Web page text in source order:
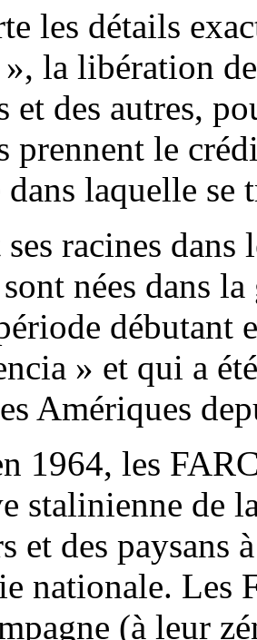
les détails
», la libération
et des autres,
prennent le
dans laquelle se
racines
nées dans
débutant
» et qui a
Amériques
1964, les
stalinienne de
et des paysans
nationale. Les
(à leur